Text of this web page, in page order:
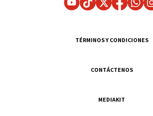
TÉRMINOS Y CONDICIONES
CONTÁCTENOS
MEDIAKIT